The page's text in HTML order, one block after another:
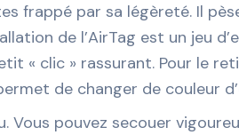
frappé par sa légèreté. Il
de l’AirTag est un jeu
« clic » rassurant. Pour le
de changer de couleur
Vous pouvez secouer